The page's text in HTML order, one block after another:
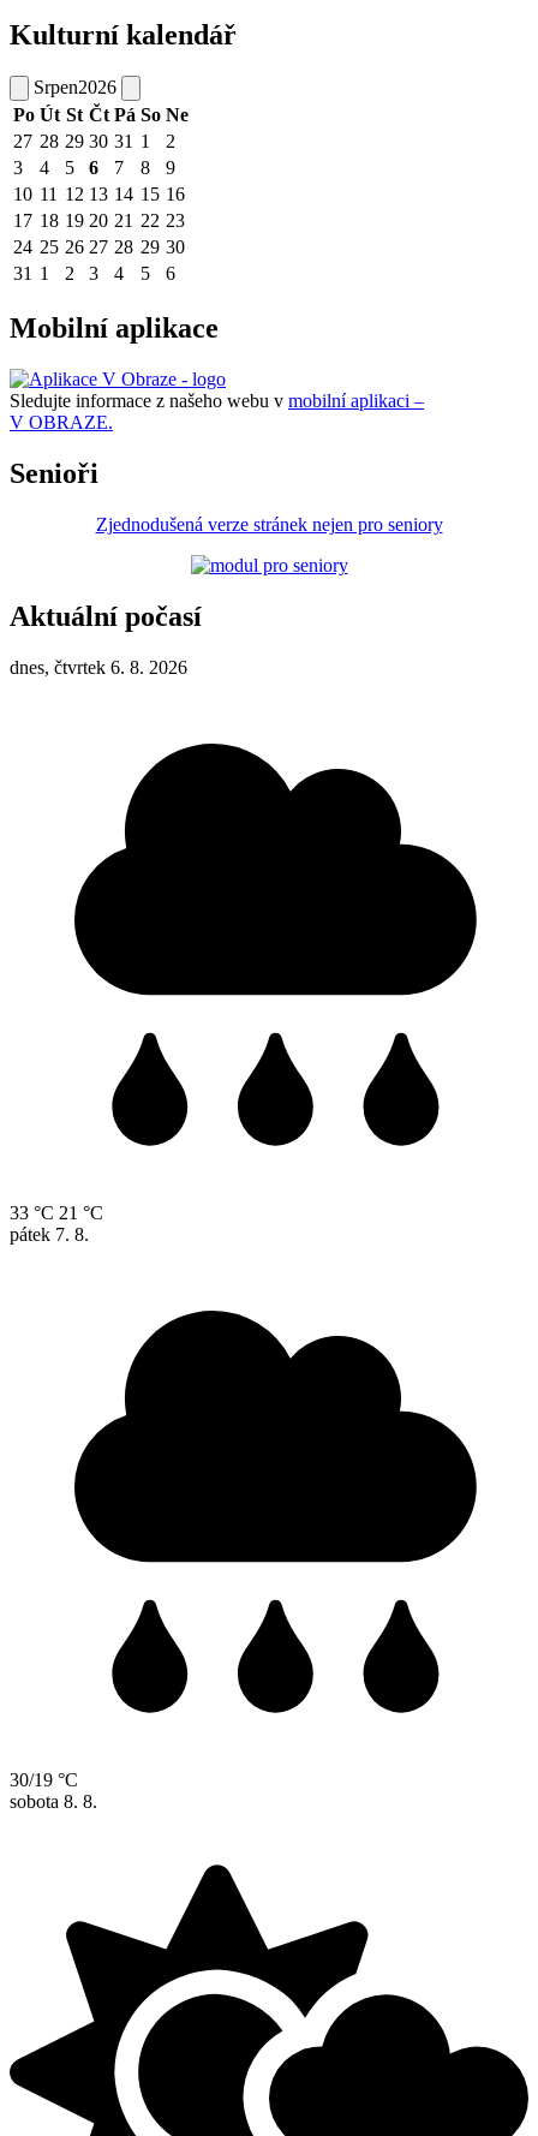
Kulturní kalendář
Srpen2026
Po Út St Čt Pá So Ne
27 28 29 30 31 1
2
3
4 5 6 7 8
9
10 11 12 13 14 15 16
17 18 19 20 21 22 23
24 25 26 27 28 29 30
31 1 2 3 4 5 6
Mobilní aplikace
Sledujte informace z našeho webu v mobilní aplikaci –
V OBRAZE.
Senioři
Zjednodušená verze stránek nejen pro seniory
Aktuální počasí
dnes, čtvrtek 6. 8. 2026
33 °C 21 °C
pátek 7. 8.
30/19 °C
sobota 8. 8.